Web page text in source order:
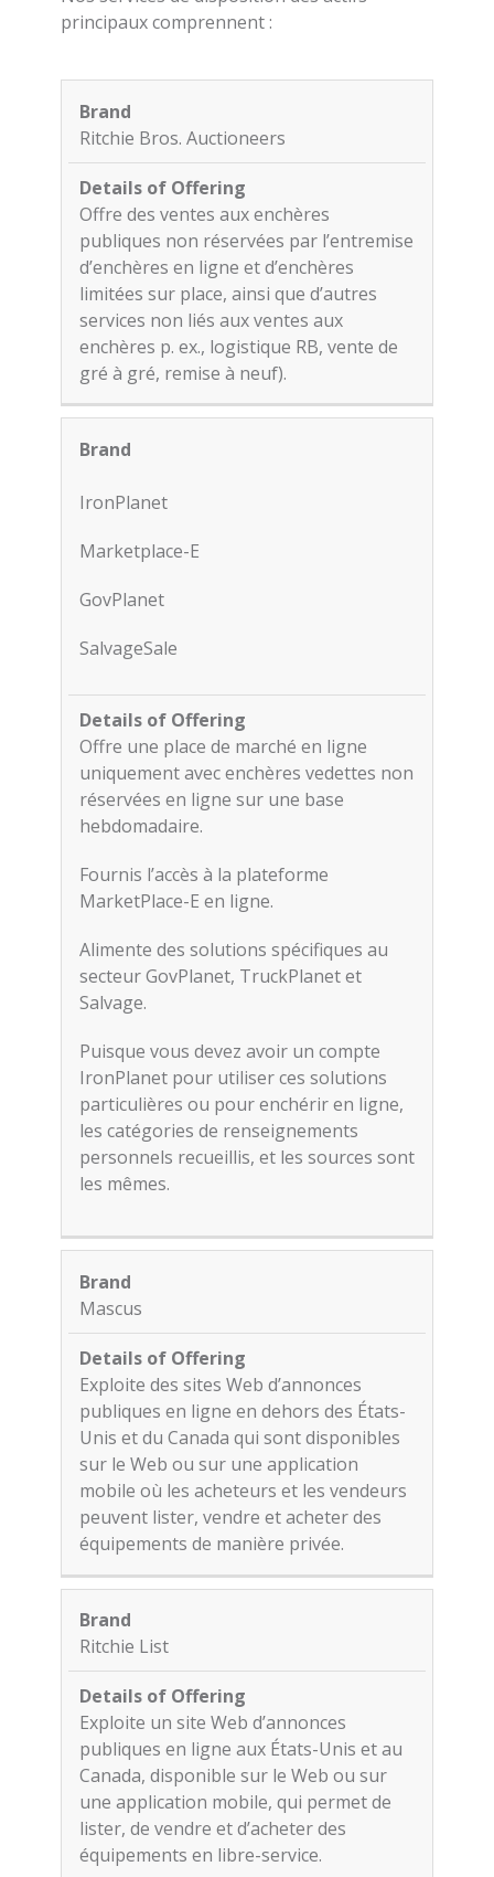
principaux comprennent :
Marque
de
l’offre
Ritchie Bros. Auctioneers
Offre des ventes aux enchères
publiques non réservées par l’entremise
d’enchères en ligne et d’enchères
limitées sur place, ainsi que d’autres
services non liés aux ventes aux
enchères p. ex., logistique RB, vente de
gré à gré, remise à neuf).
IronPlanet
Marketplace-E
GovPlanet
SalvageSale
Offre une place de marché en ligne
uniquement avec enchères vedettes non
réservées en ligne sur une base
hebdomadaire.
Fournis l’accès à la plateforme
MarketPlace-E en ligne.
Alimente des solutions spécifiques au
secteur GovPlanet, TruckPlanet et
Salvage.
Puisque vous devez avoir un compte
IronPlanet pour utiliser ces solutions
particulières ou pour enchérir en ligne,
les catégories de renseignements
personnels recueillis, et les sources sont
les mêmes.
Mascus
Exploite des sites Web d’annonces
publiques en ligne en dehors des États-
Unis et du Canada qui sont disponibles
sur le Web ou sur une application
mobile où les acheteurs et les vendeurs
peuvent lister, vendre et acheter des
équipements de manière privée.
Ritchie List
Exploite un site Web d’annonces
publiques en ligne aux États-Unis et au
Canada, disponible sur le Web ou sur
une application mobile, qui permet de
lister, de vendre et d’acheter des
équipements en libre-service.